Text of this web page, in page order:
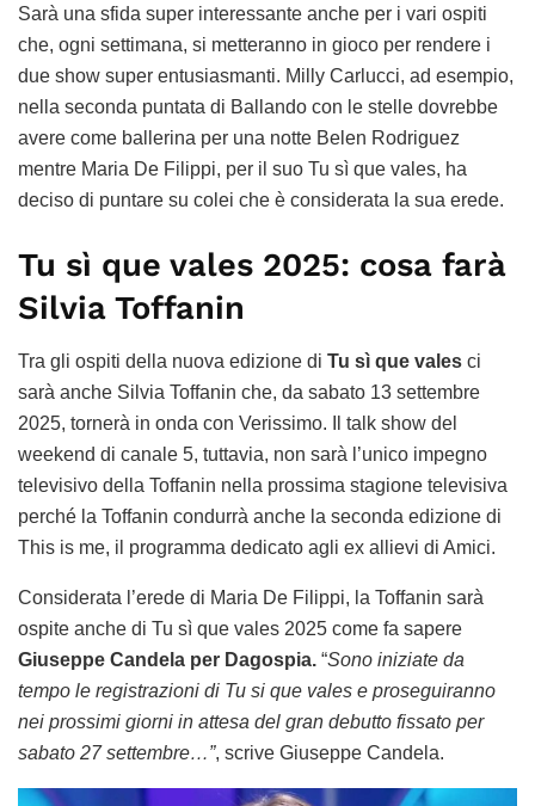
Sarà una sfida super interessante anche per i vari ospiti
che, ogni settimana, si metteranno in gioco per rendere i
due show super entusiasmanti. Milly Carlucci, ad esempio,
nella seconda puntata di Ballando con le stelle dovrebbe
avere come ballerina per una notte Belen Rodriguez
mentre Maria De Filippi, per il suo Tu sì que vales, ha
deciso di puntare su colei che è considerata la sua erede.
Tu sì que vales 2025: cosa farà
Silvia Toffanin
Tra gli ospiti della nuova edizione di Tu sì que vales ci
sarà anche Silvia Toffanin che, da sabato 13 settembre
2025, tornerà in onda con Verissimo. Il talk show del
weekend di canale 5, tuttavia, non sarà l’unico impegno
televisivo della Toffanin nella prossima stagione televisiva
perché la Toffanin condurrà anche la seconda edizione di
This is me, il programma dedicato agli ex allievi di Amici.
Considerata l’erede di Maria De Filippi, la Toffanin sarà
ospite anche di Tu sì que vales 2025 come fa sapere
Giuseppe Candela per Dagospia. “Sono iniziate da
tempo le registrazioni di Tu si que vales e proseguiranno
nei prossimi giorni in attesa del gran debutto fissato per
sabato 27 settembre…”, scrive Giuseppe Candela.